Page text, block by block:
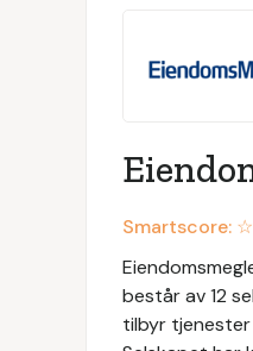
Smartscore: ☆
består av 12
tilbyr